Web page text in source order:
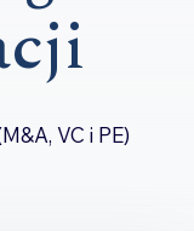
VC i PE)